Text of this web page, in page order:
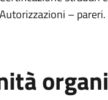
Autorizzazioni – pareri.